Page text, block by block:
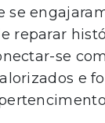
se
reparar
se
e